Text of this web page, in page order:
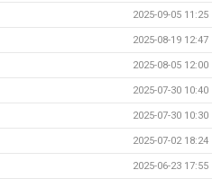
2025-09-05 11:25
2025-08-19 12:47
2025-08-05 12:00
2025-07-30 10:40
2025-07-30 10:30
2025-07-02 18:24
2025-06-23 17:55